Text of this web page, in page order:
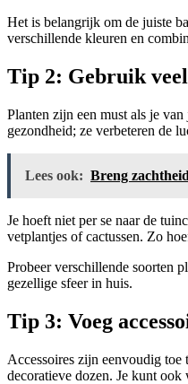
Het is belangrijk om de juiste
verschillende kleuren en
Tip 2: Gebruik
Planten zijn een must als je
gezondheid; ze verbeteren de
Lees ook: Breng
Je hoeft niet per se naar de
vetplantjes of cactussen. Zo
Probeer verschillende soorten
gezellige sfeer in huis.
Tip 3: Voeg
Accessoires zijn eenvoudig toe
decoratieve dozen. Je kunt